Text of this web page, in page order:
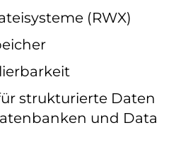
(RWX)
strukturierte Daten
und Data